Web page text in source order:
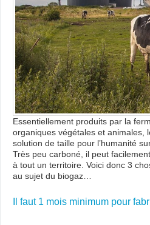
Essentiellement produits par la
organiques végétales et animales,
solution de taille pour l’humanité
Très peu carboné, il peut
à tout un territoire. Voici donc 3
au sujet du biogaz…
Il faut 1 mois minimum pour